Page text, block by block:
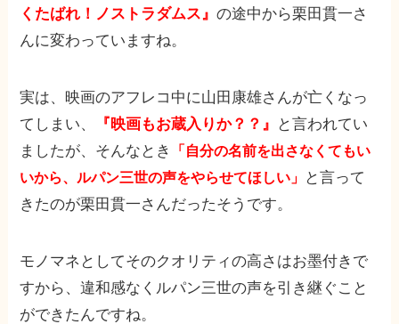
くたばれ！ノストラダムス』の途中から栗田貫一さ
んに変わっていますね。
実は、映画のアフレコ中に山田康雄さんが亡くなっ
てしまい、
『映画もお蔵入りか？？』
と言われてい
ましたが、そんなとき
「自分の名前を出さなくてもい
いから、ルパン三世の声をやらせてほしい」
と言って
きたのが栗田貫一さんだったそうです。
モノマネとしてそのクオリティの高さはお墨付きで
すから、違和感なくルパン三世の声を引き継ぐこと
ができたんですね。